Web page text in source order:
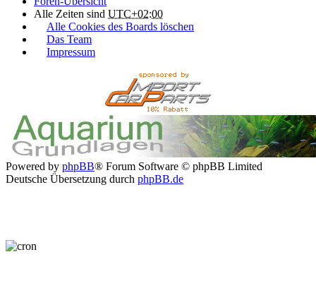
Alle Zeiten sind UTC+02:00
Alle Cookies des Boards löschen
Das Team
Impressum
Powered by phpBB® Forum Software © phpBB Limited
Deutsche Übersetzung durch phpBB.de